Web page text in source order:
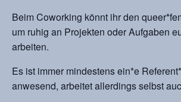
Beim Coworking könnt ihr den
um ruhig an Projekten oder Aufgaben
arbeiten.
Es ist immer mindestens ein*e
anwesend, arbeitet allerdings selbst